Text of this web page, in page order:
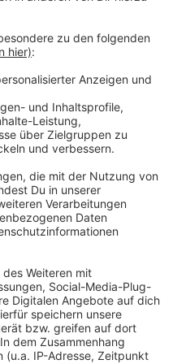
Welt mit Hendrik
dabei: Dank
Menschheit ständig
gibt es fast 3 Millionen
unser Moderator
Zeit, dass sich das